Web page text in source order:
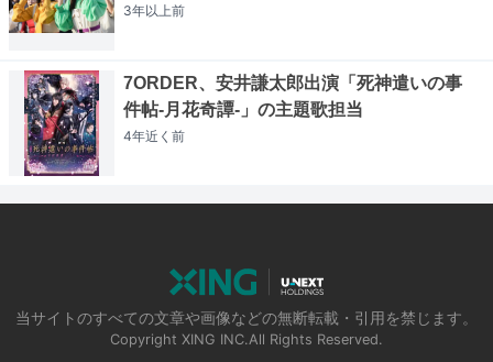
3年以上前
7ORDER、安井謙太郎出演「死神遣いの事
件帖-月花奇譚-」の主題歌担当
4年近く 前
当サイトのすべての文章や画像などの無断転載・引用を禁じます。
Copyright XING INC.All Rights Reserved.